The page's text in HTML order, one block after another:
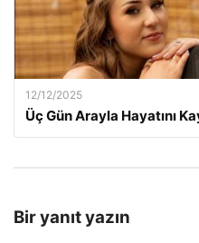
12/12/2025
Üç Gün Arayla Hayatını
Bir yanıt yazın